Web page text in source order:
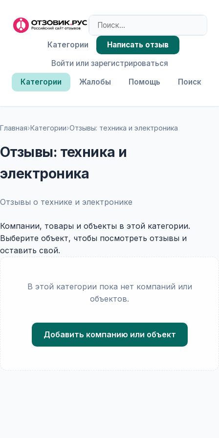
Категории Жалобы Помощь Поиск
Категории
Написать отзыв
Войти или зарегистрироваться
Главная›Категории›Отзывы: техника и электроника
Отзывы: техника и
электроника
Отзывы о технике и электронике
Компании, товары и объекты в этой категории.
Выберите объект, чтобы посмотреть отзывы и
оставить свой.
В этой категории пока нет компаний или
объектов.
Добавить компанию или объект